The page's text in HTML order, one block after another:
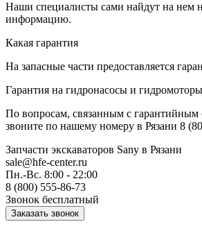
Наши специалисты сами найдут на нем
информацию.
Какая гарантия
На запасные части предоставляется
Гарантия на гидронасосы и гидромоторы
По вопросам, связанным с гарантийным
звоните по нашему номеру в Рязани 8
Запчасти экскаваторов Sany в Рязани
sale@hfe-center.ru
Пн.-Вс. 8:00 - 22:00
8 (800) 555-86-73
Звонок бесплатный